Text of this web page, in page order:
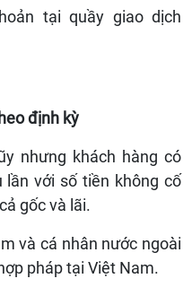
tại quầy giao dịch
định kỳ
nhưng khách hàng có
với số tiền không cố
gốc và lãi.
và cá nhân nước ngoài
pháp tại Việt Nam.